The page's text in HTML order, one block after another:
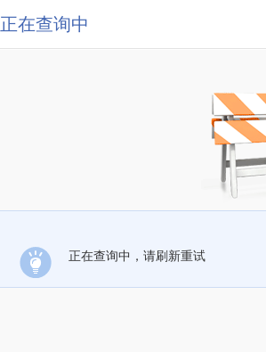
正在查询中
正在查询中，请刷新重试